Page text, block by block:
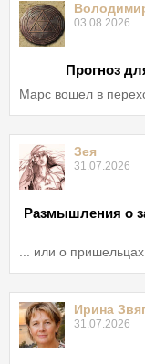
03.08.2026
Прогноз
Марс вошел в
Зея
31.07.2026
Размышления о
... или о
Ирина
31.07.2026